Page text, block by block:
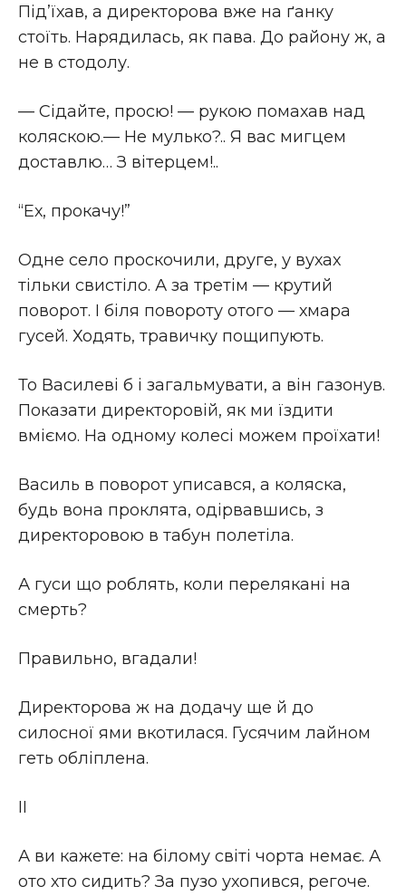
Під’їхав, а директорова вже на ґанку
стоїть. Нарядилась, як пава. До району ж, а
не в стодолу.
— Сідайте, просю! — рукою помахав над
коляскою.— Не мулько?.. Я вас мигцем
доставлю… З вітерцем!..
“Ех, прокачу!”
Одне село проскочили, друге, у вухах
тільки свистіло. А за третім — крутий
поворот. І біля повороту отого — хмара
гусей. Ходять, травичку пощипують.
То Василеві б і загальмувати, а він газонув.
Показати директоровій, як ми їздити
вміємо. На одному колесі можем проїхати!
Василь в поворот уписався, а коляска,
будь вона проклята, одірвавшись, з
директоровою в табун полетіла.
А гуси що роблять, коли перелякані на
смерть?
Правильно, вгадали!
Директорова ж на додачу ще й до
силосної ями вкотилася. Гусячим лайном
геть обліплена.
II
А ви кажете: на білому світі чорта немає. А
ото хто сидить? За пузо ухопився, регоче.